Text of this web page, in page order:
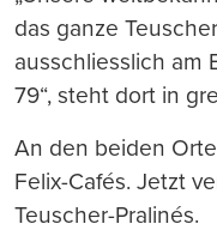
das ganze
ausschliesslich am
79“, steht dort in
An den beiden
Felix-Cafés. Jetzt
Teuscher-Pralinés.